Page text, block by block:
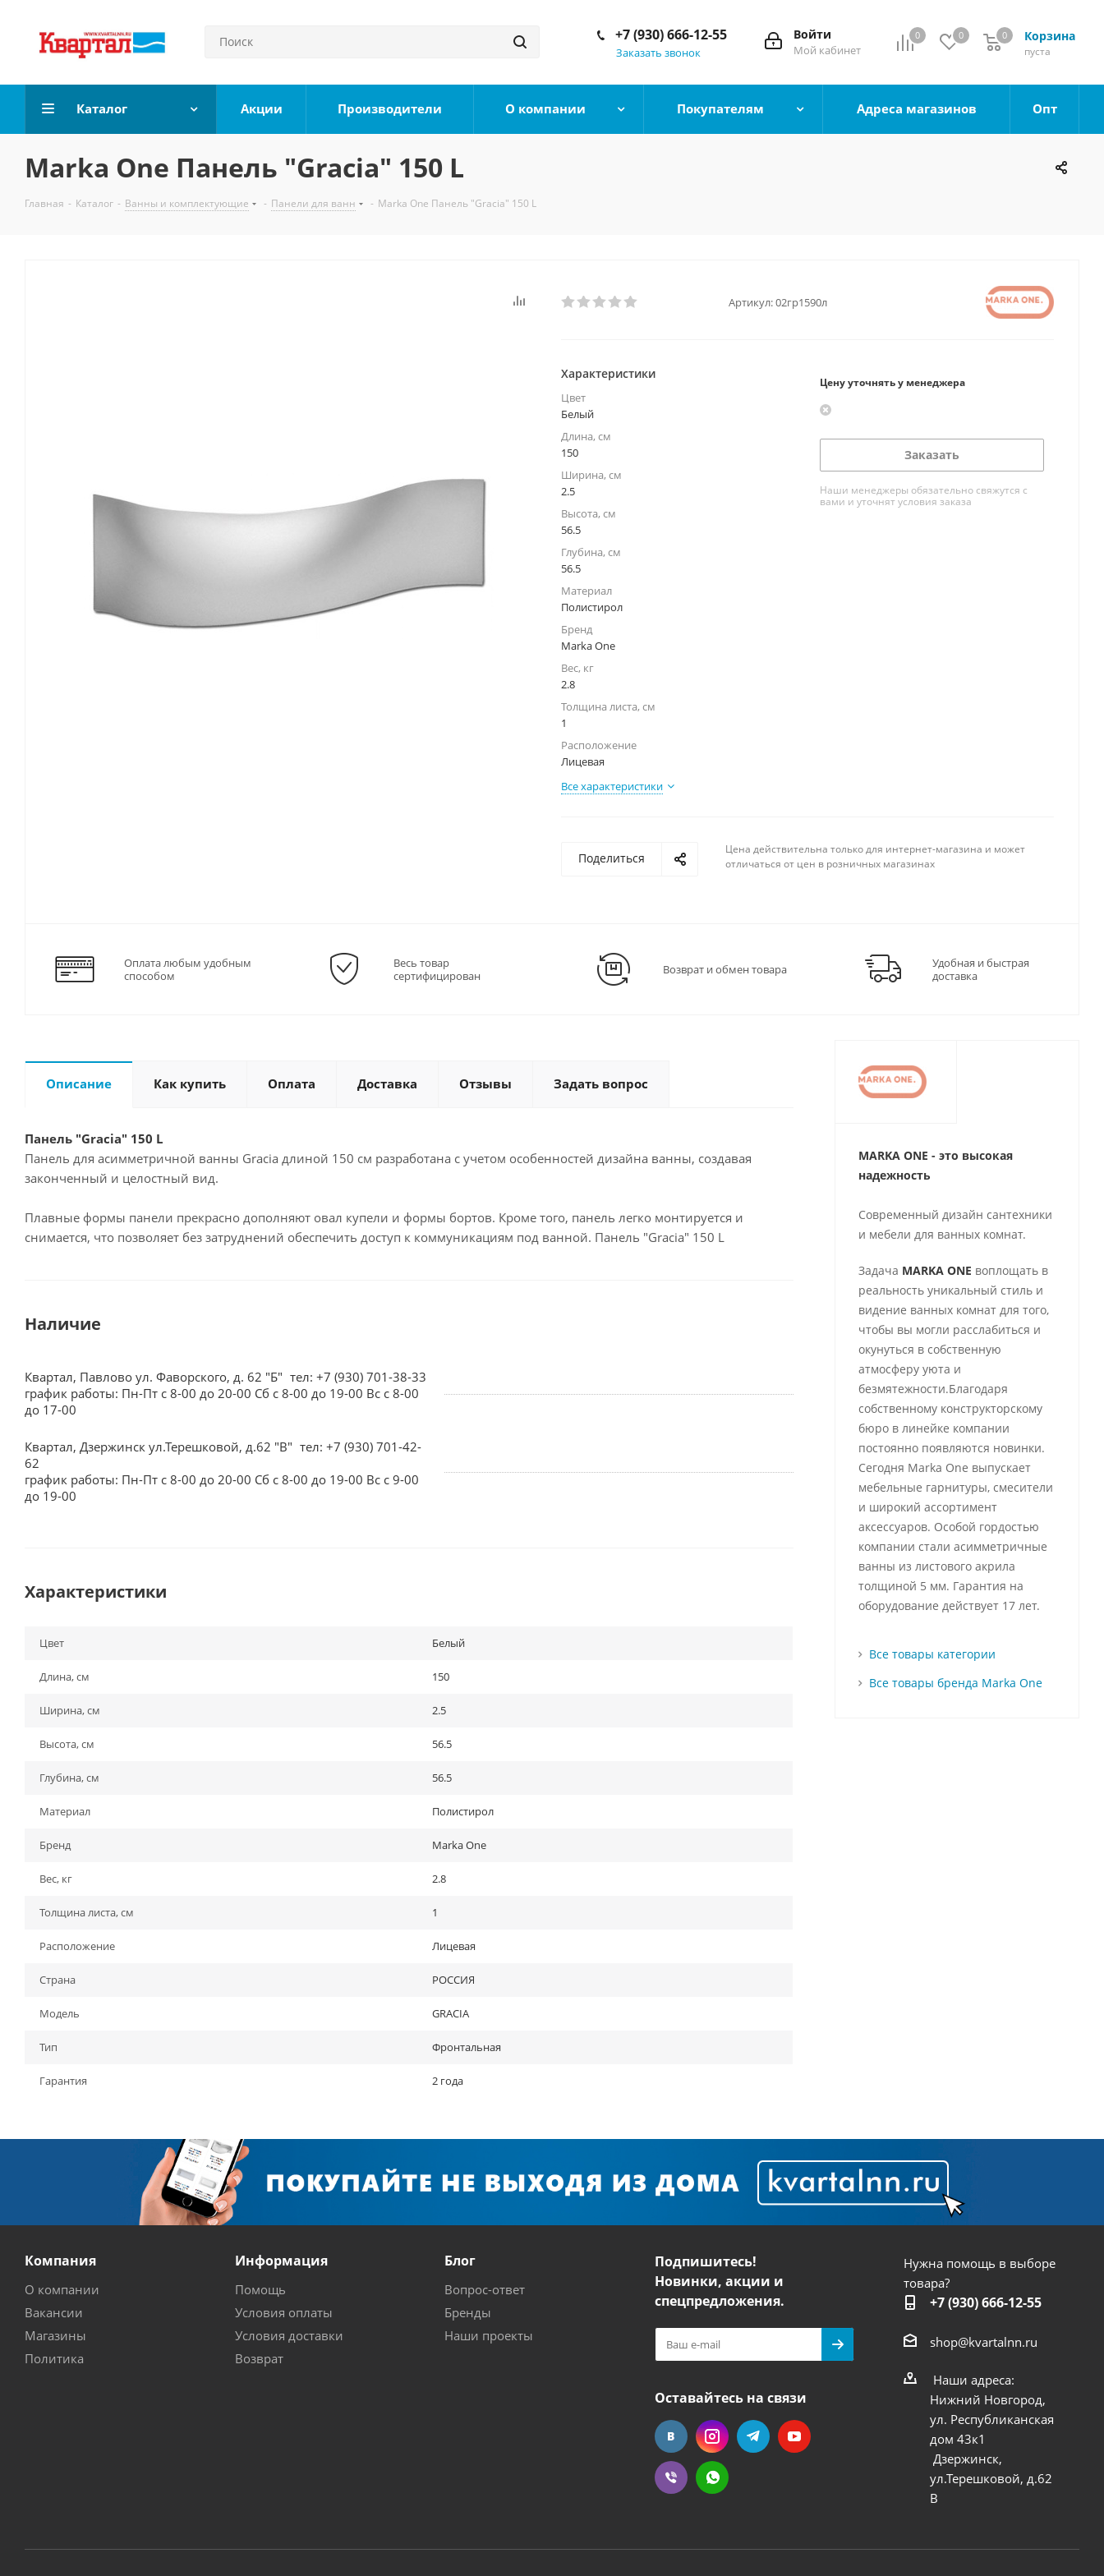
0 0 Корзина
0
пуста
0
Войти
Мой кабинет
+7 (930) 666-12-55
Заказать звонок
Каталог Акции Производители О компании Покупателям Адреса магазинов Опт
Marka One Панель "Gracia" 150 L
Главная - Каталог - Ванны и комплектующие - Панели для ванн - Marka One Панель "Gracia" 150 L
Артикул:02гр1590л
Характеристики
Цвет
Белый
Длина, см
150
Ширина, см
2.5
Высота, см
56.5
Глубина, см
56.5
Материал
Полистирол
Бренд
Marka One
Вес, кг
2.8
Толщина листа, см
1
Расположение
Лицевая
Все характеристики
Цену уточнять у менеджера
Заказать
Наши менеджеры обязательно свяжутся с
вами и уточнят условия заказа
Поделиться
Цена действительна только для интернет-магазина и может
отличаться от цен в розничных магазинах
Оплата любым удобным
способом
Весь товар
сертифицирован
Возврат и обмен товара
Удобная и быстрая
доставка
Описание Как купить Оплата Доставка Отзывы Задать вопрос
Панель "Gracia" 150 L
Панель для асимметричной ванны Gracia длиной 150 см разработана с учетом особенностей дизайна ванны, создавая
законченный и целостный вид.
Плавные формы панели прекрасно дополняют овал купели и формы бортов. Кроме того, панель легко монтируется и
снимается, что позволяет без затруднений обеспечить доступ к коммуникациям под ванной. Панель "Gracia" 150 L
Наличие
Квартал, Павлово ул. Фаворского, д. 62 "Б" тел: +7 (930) 701-38-33
график работы: Пн-Пт с 8-00 до 20-00 Сб с 8-00 до 19-00 Вс с 8-00
до 17-00
Квартал, Дзержинск ул.Терешковой, д.62 "В" тел: +7 (930) 701-42-
62
график работы: Пн-Пт с 8-00 до 20-00 Сб с 8-00 до 19-00 Вс с 9-00
до 19-00
Характеристики
Цвет Белый
Длина, см 150
Ширина, см 2.5
Высота, см 56.5
Глубина, см 56.5
Материал Полистирол
Бренд Marka One
Вес, кг 2.8
Толщина листа, см 1
Расположение Лицевая
Страна РОССИЯ
Модель GRACIA
Тип Фронтальная
Гарантия 2 года
MARKA ONE - это высокая
надежность
Современный дизайн сантехники
и мебели для ванных комнат.
Задача MARKA ONE воплощать в
реальность уникальный стиль и
видение ванных комнат для того,
чтобы вы могли расслабиться и
окунуться в собственную
атмосферу уюта и
безмятежности.Благодаря
собственному конструкторскому
бюро в линейке компании
постоянно появляются новинки.
Сегодня Marka One выпускает
мебельные гарнитуры, смесители
и широкий ассортимент
аксессуаров. Особой гордостью
компании стали асимметричные
ванны из листового акрила
толщиной 5 мм. Гарантия на
оборудование действует 17 лет.
Все товары категории
Все товары бренда Marka One
Компания
О компании
Вакансии
Магазины
Политика
Информация
Помощь
Условия оплаты
Условия доставки
Возврат
Блог
Вопрос-ответ
Бренды
Наши проекты
Подпишитесь!
Новинки, акции и
спецпредложения.
Оставайтесь на связи
Нужна помощь в выборе
товара?
+7 (930) 666-12-55
shop@kvartalnn.ru
Наши адреса:
Нижний Новгород,
ул. Республиканская
дом 43к1
Дзержинск,
ул.Терешковой, д.62
В